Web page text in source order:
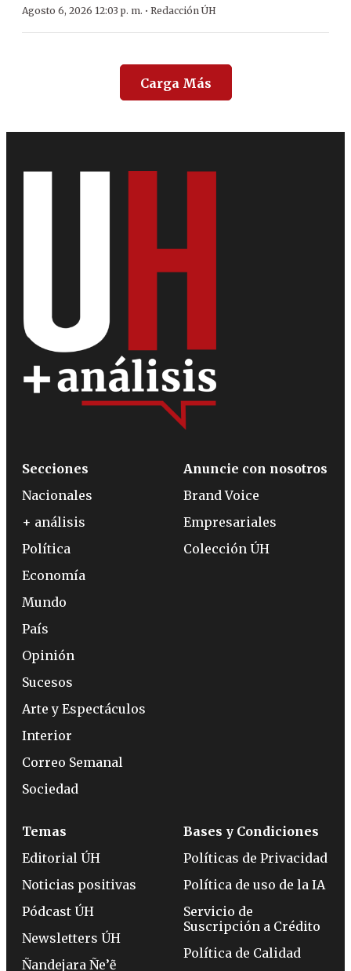
Agosto 6, 2026 12:03 p. m. · Redacción ÚH
Carga Más
Secciones
Nacionales
+ análisis
Política
Economía
Mundo
País
Opinión
Sucesos
Arte y Espectáculos
Interior
Correo Semanal
Sociedad
Anuncie con nosotros
Brand Voice
Empresariales
Colección ÚH
Temas
Editorial ÚH
Noticias positivas
Pódcast ÚH
Newsletters ÚH
Ñandejara Ñe’ẽ
Bases y Condiciones
Políticas de Privacidad
Política de uso de la IA
Servicio de
Suscripción a Crédito
Política de Calidad